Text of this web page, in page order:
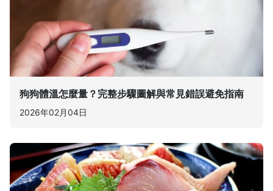
狗狗體溫怎麼量？完整步驟圖解與常見錯誤避免指南
2026年02月04日